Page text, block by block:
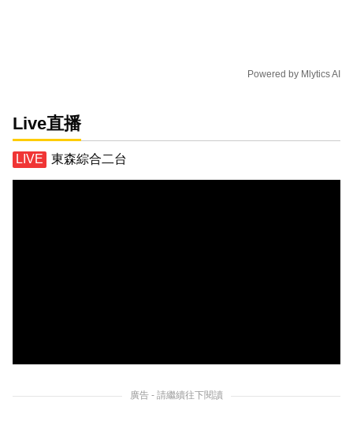
Powered by Mlytics AI
Live直播
東森綜合二台
廣告 - 請繼續往下閱讀